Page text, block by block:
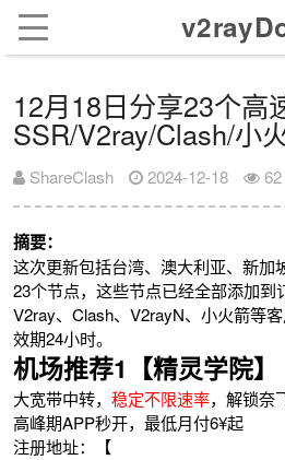
12月18日分享23个高
SSR/V2ray/Clash/小
ShareClash 2024-12-18 62
摘要：
这次更新包括台湾、澳大利亚、新加
23个节点，这些节点已经全部添加到
V2ray、Clash、V2rayN、小火箭等
效期24小时。
机场推荐1【精灵学院】
大宽带中转，稳定不限速率，解锁奈
高峰期APP秒开，最低月付6¥起
注册地址：【